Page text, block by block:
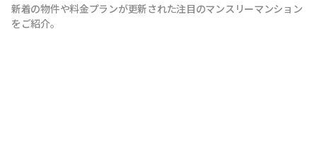
新着の物件や料金プランが更新された注目のマンスリーマンション
をご紹介。